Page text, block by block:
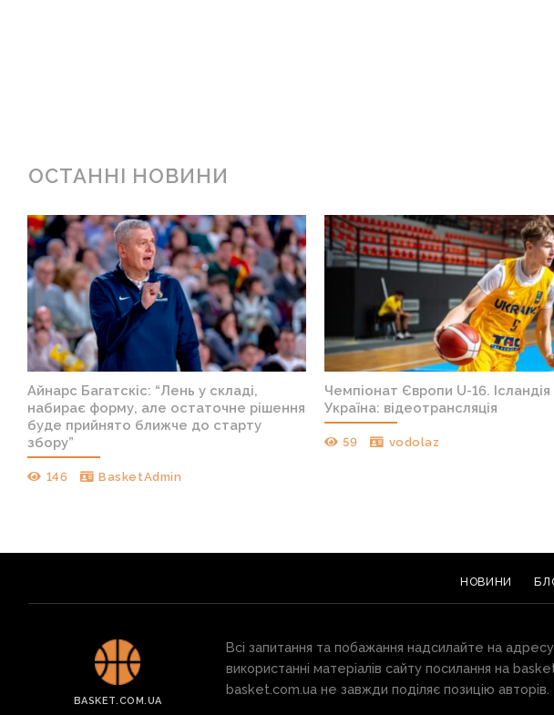
ОСТАННІ НОВИНИ
Айнарс Багатскіс: “Лень у складі,
набирає форму, але остаточне рішення
буде прийнято ближче до старту
збору”
146 BasketAdmin
Чемпіонат Європи U-16.
Україна: відеотрансляція
59 vodolaz
НОВИНИ
BASKET.COM.UA
Всі запитання та побажання надсилайте на
використанні матеріалів сайту посилання на
basket.com.ua не завжди поділяє позицію авторів.